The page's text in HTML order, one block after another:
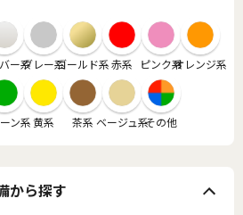
ー系グレー系ゴールド系赤系 ピンク系オレンジ系
ン系黄系 茶系 ベージュ系その他
から探す